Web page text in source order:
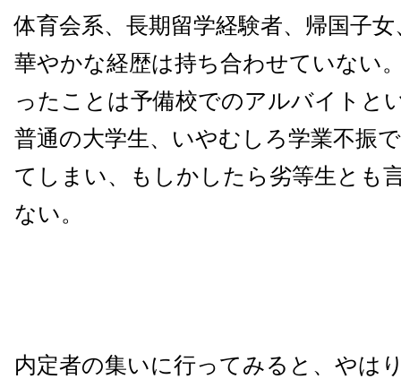
体育会系、長期留学経験者、帰国子
華やかな経歴は持ち合わせていない
ったことは予備校でのアルバイトと
普通の大学生、いやむしろ学業不振
てしまい、もしかしたら劣等生とも
ない。
内定者の集いに行ってみると、やは